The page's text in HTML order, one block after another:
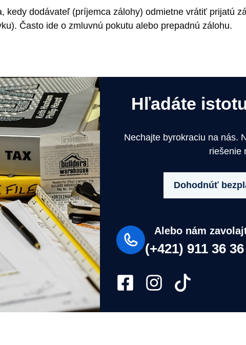
kedy dodávateľ (príjemca zálohy) odmietne vrátiť prijatú
Často ide o zmluvnú pokutu alebo prepadnú zálohu.
Hľadáte
Nechajte byrokraciu na nás.
riešenie
Dohodnúť
Alebo nám
(+421) 911 36